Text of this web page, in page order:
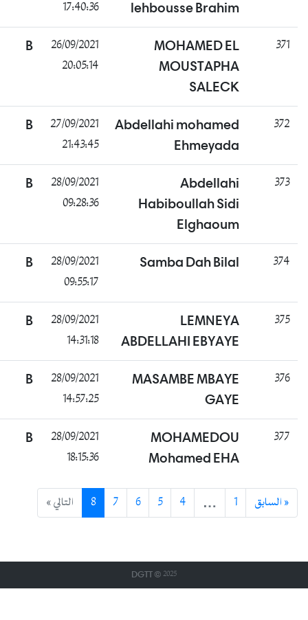
lehbousse Brahim
17:40:36
MOHAMED EL
MOUSTAPHA
SALECK
26/09/2021
20:05:14
B ناجح
Abdellahi mohamed
Ehmeyada
27/09/2021
21:43:45
B غائب
Abdellahi
Habiboullah Sidi
Elghaoum
28/09/2021
09:28:36
B ناجح
Samba Dah Bilal
28/09/2021
B ناجح
LEMNEYA
ABDELLAHI EBYAYE
28/09/2021
14:31:18
B غائب
MASAMBE MBAYE
28/09/2021
14:57:25
B غائب
MOHAMEDOU
Mohamed EHA
28/09/2021
B ناجح
1 التالي »
DGTT © 2025